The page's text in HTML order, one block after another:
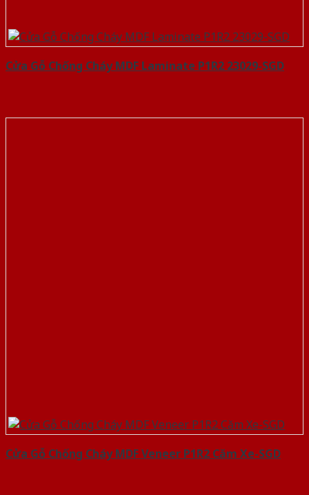
Cửa Gỗ Chống Cháy MDF Laminate P1R2 23029-SGD
Cửa Gỗ Chống Cháy MDF Veneer P1R2 Căm Xe-SGD